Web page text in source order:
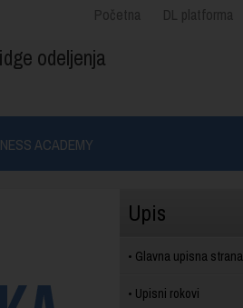
Početna DL platforma
odeljenja
ACADEMY
Upis
Glavna upisna strana
Upisni rokovi